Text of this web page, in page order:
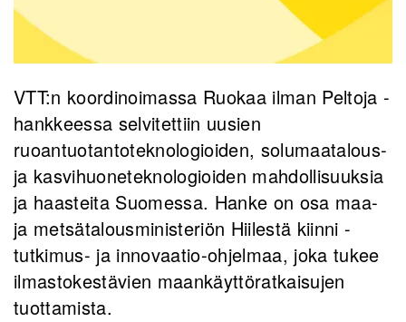
VTT:n koordinoimassa Ruokaa ilman Peltoja -
hankkeessa selvitettiin uusien
ruoantuotantoteknologioiden, solumaatalous-
ja kasvihuoneteknologioiden mahdollisuuksia
ja haasteita Suomessa. Hanke on osa maa-
ja metsätalousministeriön Hiilestä kiinni -
tutkimus- ja innovaatio-ohjelmaa, joka tukee
ilmastokestävien maankäyttöratkaisujen
tuottamista.